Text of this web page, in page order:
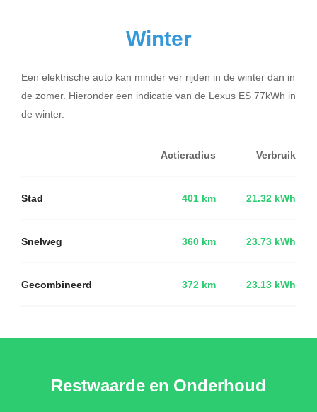
Winter
Een elektrische auto kan minder ver rijden in de winter dan in
de zomer. Hieronder een indicatie van de Lexus ES 77kWh in
de winter.
Actieradius Verbruik
Stad 401 km 21.32 kWh
Snelweg 360 km 23.73 kWh
Gecombineerd 372 km 23.13 kWh
Restwaarde en Onderhoud